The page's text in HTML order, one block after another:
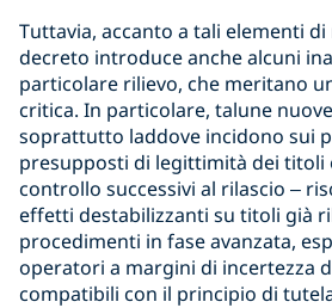
Tuttavia, accanto a tali elementi
decreto introduce anche alcuni
particolare rilievo, che meritano
critica. In particolare, talune
soprattutto laddove incidono sui
presupposti di legittimità dei titoli
controllo successivi al rilascio –
effetti destabilizzanti su titoli già
procedimenti in fase avanzata,
operatori a margini di incertezza
compatibili con il principio di